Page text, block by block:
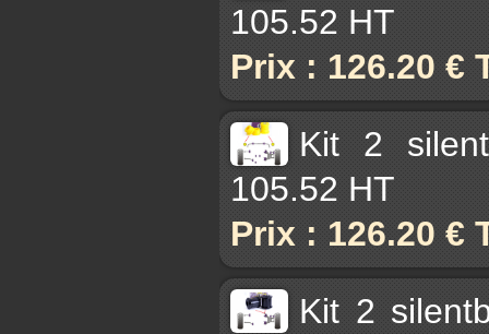
105.52 HT
Prix : 126.20 €
Kit 2
105.52 HT
Prix : 126.20 €
Kit 2